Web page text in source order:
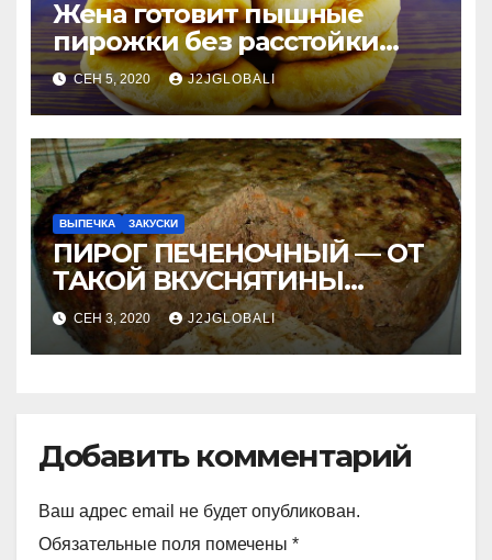
Жена готовит пышные
пирожки без расстойки
теста
СЕН 5, 2020 J2JGLOBALI
ВЫПЕЧКА ЗАКУСКИ
ПИРОГ ПЕЧЕНОЧНЫЙ — ОТ
ТАКОЙ ВКУСНЯТИНЫ
НИКТО НЕ ОТКАЗЫВАЕТСЯ!
Вкусно до безобразия!
СЕН 3, 2020 J2JGLOBALI
Добавить комментарий
Ваш адрес email не будет опубликован.
Обязательные поля помечены *